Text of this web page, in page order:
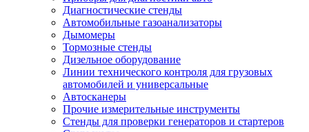
Диагностические стенды
Автомобильные газоанализаторы
Дымомеры
Тормозные стенды
Дизельное оборудование
Линии технического контроля для грузовых
автомобилей и универсальные
Автосканеры
Прочие измерительные инструменты
Стенды для проверки генераторов и стартеров